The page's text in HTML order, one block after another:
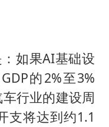
如果AI基础设
的2%至3%
行业的建设周
将达到约1.1